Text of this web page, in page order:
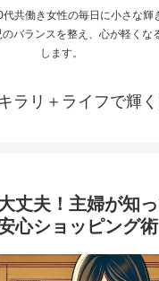
代共働き女性の毎日に小さな輝
バランスを整え、心が軽くな
します。
ラリ＋ライフで輝く
丈夫！主婦が知
心ショッピング術